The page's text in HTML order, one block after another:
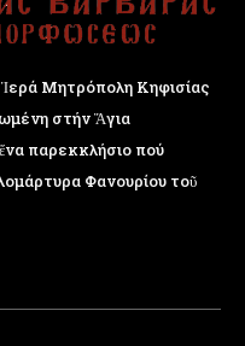
Ἱερά Μητρόπολη Κηφισίας
στήν Ἅγια
παρεκκλήσιο πού
Φανουρίου τοῦ